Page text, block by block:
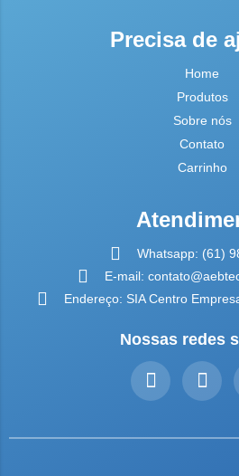
Precisa de
Home
Produtos
Sobre nós
Contato
Carrinho
Whatsapp: (61)
E-mail:
Endereço: SIA Centro
Nossas redes